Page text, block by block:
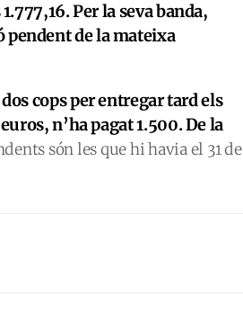
Per la seva banda,
pendent de la mateixa
cops per entregar tard els
n’ha pagat 1.500. De la
són les que hi havia el 31 de